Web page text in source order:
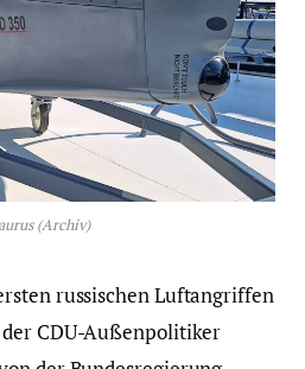
(Archiv)
russischen Luftangriffen
CDU-Außenpolitiker